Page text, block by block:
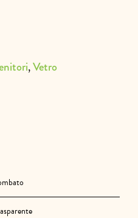
,Vetro